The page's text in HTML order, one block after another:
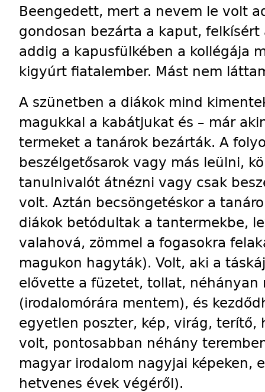
Beengedett, mert a nevem le volt
gondosan bezárta a kaput,
addig a kapusfülkében a kollégája
kigyúrt fiatalember. Mást nem
A szünetben a diákok mind
magukkal a kabátjukat és – már
termeket a tanárok bezárták. A
beszélgetősarok vagy más leülni,
tanulnivalót átnézni vagy csak
volt. Aztán becsöngetéskor a
diákok betódultak a tantermekbe,
valahová, zömmel a fogasokra
magukon hagyták). Volt, aki a
elővette a füzetet, tollat,
(irodalomórára mentem), és
egyetlen poszter, kép, virág, terítő,
volt, pontosabban néhány
magyar irodalom nagyjai képeken,
hetvenes évek végéről).